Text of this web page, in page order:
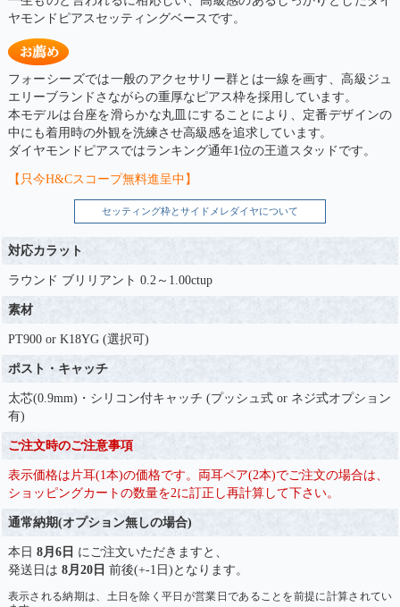
ヤモンドピアスセッティングベースです。
フォーシーズでは一般のアクセサリー群とは一線を画す、高級ジュ
エリーブランドさながらの重厚なピアス枠を採用しています。
本モデルは台座を滑らかな丸皿にすることにより、定番デザインの
中にも着用時の外観を洗練させ高級感を追求しています。
ダイヤモンドピアスではランキング通年1位の王道スタッドです。
【只今H&Cスコープ無料進呈中】
セッティング枠とサイドメレダイヤについて
対応カラット
ラウンド ブリリアント 0.2～1.00ctup
素材
PT900 or K18YG (選択可)
ポスト・キャッチ
太芯(0.9mm)・シリコン付キャッチ (プッシュ式 or ネジ式オプション
有)
ご注文時のご注意事項
表示価格は片耳(1本)の価格です。両耳ペア(2本)でご注文の場合は、
ショッピングカートの数量を2に訂正し再計算して下さい。
通常納期(オプション無しの場合)
本日 8月6日 にご注文いただきますと、
発送日は 8月20日 前後(+-1日)となります。
表示される納期は、土日を除く平日が営業日であることを前提に計算されてい